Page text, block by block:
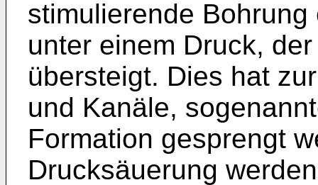
stimulierende
unter einem Druck,
übersteigt. Dies hat
und Kanäle,
Formation gesprengt
Drucksäuerung